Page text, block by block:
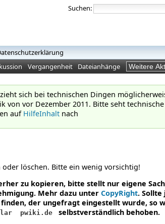
Suchen:
Vergangenheit Dateianhänge
sich bei technischen Dingen
von vor Dezember 2011. Bitte seht
auf HilfeInhaltnach
löschen. Bitte ein wenig vorsichtig!
zu kopieren, bitte stellt nur eigene
Mehr dazu unter CopyRight. Sollte
der ungefragt eingestellt wurde, so
lar pwiki.de
selbstverständlich behoben.